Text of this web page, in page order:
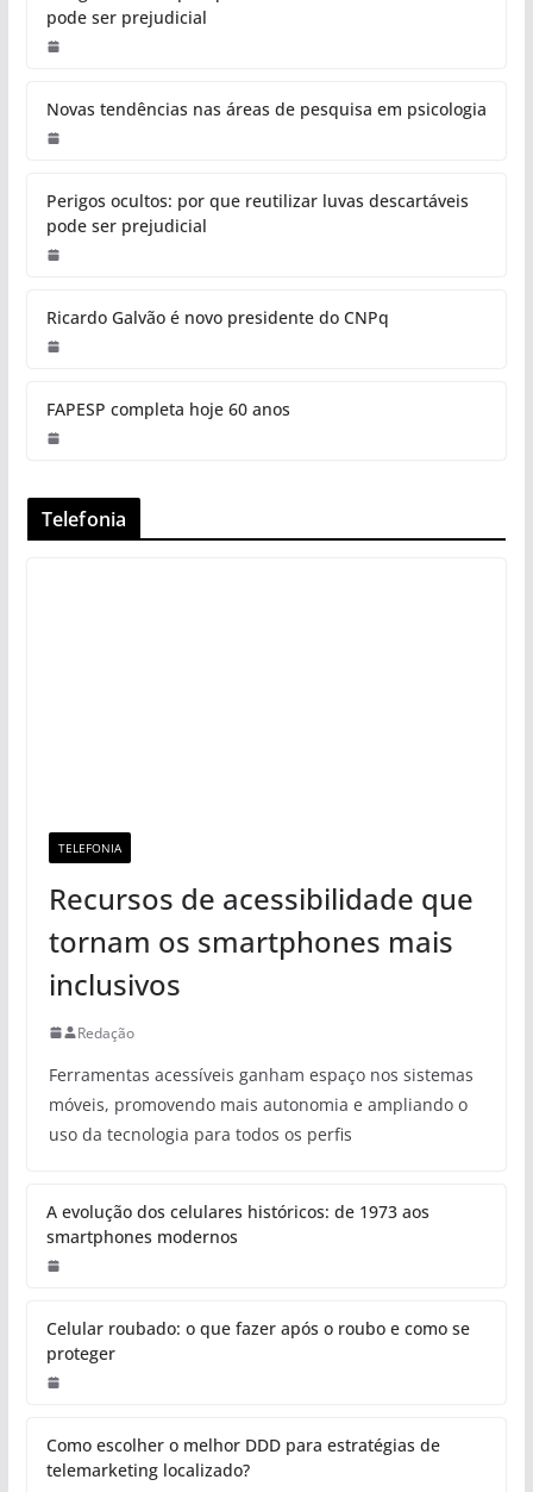
pode ser prejudicial
Novas tendências nas áreas de pesquisa em psicologia
Perigos ocultos: por que reutilizar luvas descartáveis
pode ser prejudicial
Ricardo Galvão é novo presidente do CNPq
FAPESP completa hoje 60 anos
Telefonia
TELEFONIA
Recursos de acessibilidade que
tornam os smartphones mais
inclusivos
Redação
Ferramentas acessíveis ganham espaço nos sistemas
móveis, promovendo mais autonomia e ampliando o
uso da tecnologia para todos os perfis
A evolução dos celulares históricos: de 1973 aos
smartphones modernos
Celular roubado: o que fazer após o roubo e como se
proteger
Como escolher o melhor DDD para estratégias de
telemarketing localizado?